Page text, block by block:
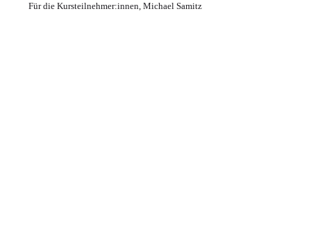
Für die Kursteilnehmer:innen, Michael Samitz